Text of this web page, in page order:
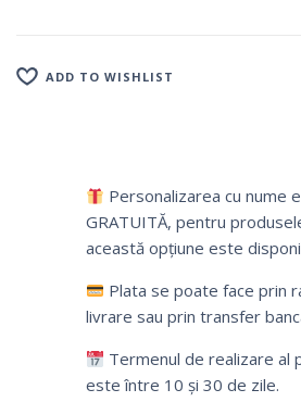
ADD TO WISHLIST
Personalizarea cu nume
GRATUITĂ, pentru
această opțiune este
Plata se poate face prin
livrare sau prin transfer
Termenul de realizare al
este între 10 și 30 de zile.